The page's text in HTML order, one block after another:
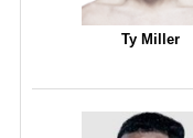
Ty Miller